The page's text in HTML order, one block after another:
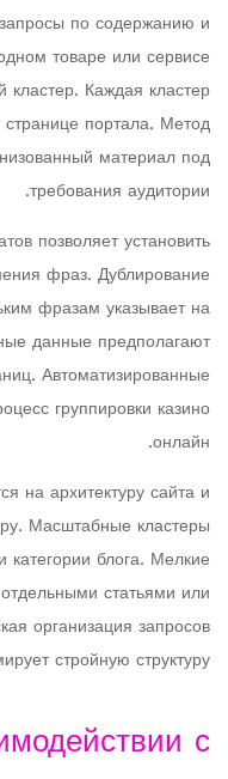
по содержанию и
товаре или сервисе
Каждая кластер
портала. Метод
материал под
требования аудитории.
позволяет установить
фраз. Дублирование
фразам указывает на
данные предполагают
Автоматизированные
группировки казино
онлайн.
на архитектуру сайта и
Масштабные кластеры
категории блога. Мелкие
статьями или
организация запросов
стройную структуру.
с